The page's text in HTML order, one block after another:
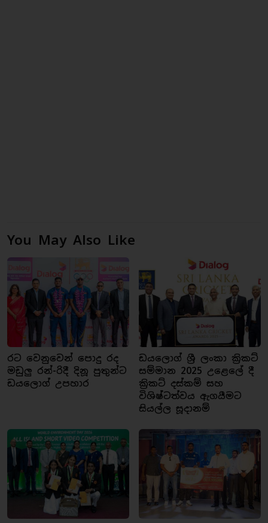
You May Also Like
රට වෙනුවෙන් පොදු රද
මඩුලු රන්-රිදී දිනූ පුතුන්ට
ඩයලොග් උපහාර
ඩයලොග් ශ්‍රී ලංකා ක්‍රිකට්
සම්මාන 2025 උළෙලේ දී
ක්‍රිකට් දස්කම් සහ
විශිෂ්ටත්වය ඇගයීමට
සියල්ල සූදානම්